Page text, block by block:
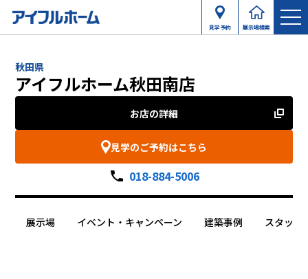
見学予約 展示場検索
秋田県
アイフルホーム秋田南店
お店の詳細
見学のご予約はこちら
018-884-5006
展示場 イベント・キャンペーン 建築事例 スタッフ